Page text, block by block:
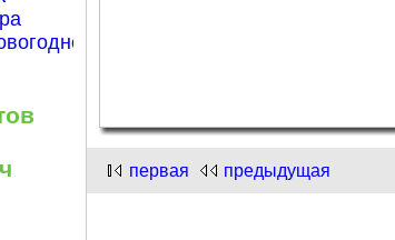
открытки "Нарисуем Новый год"!
первая предыдущая